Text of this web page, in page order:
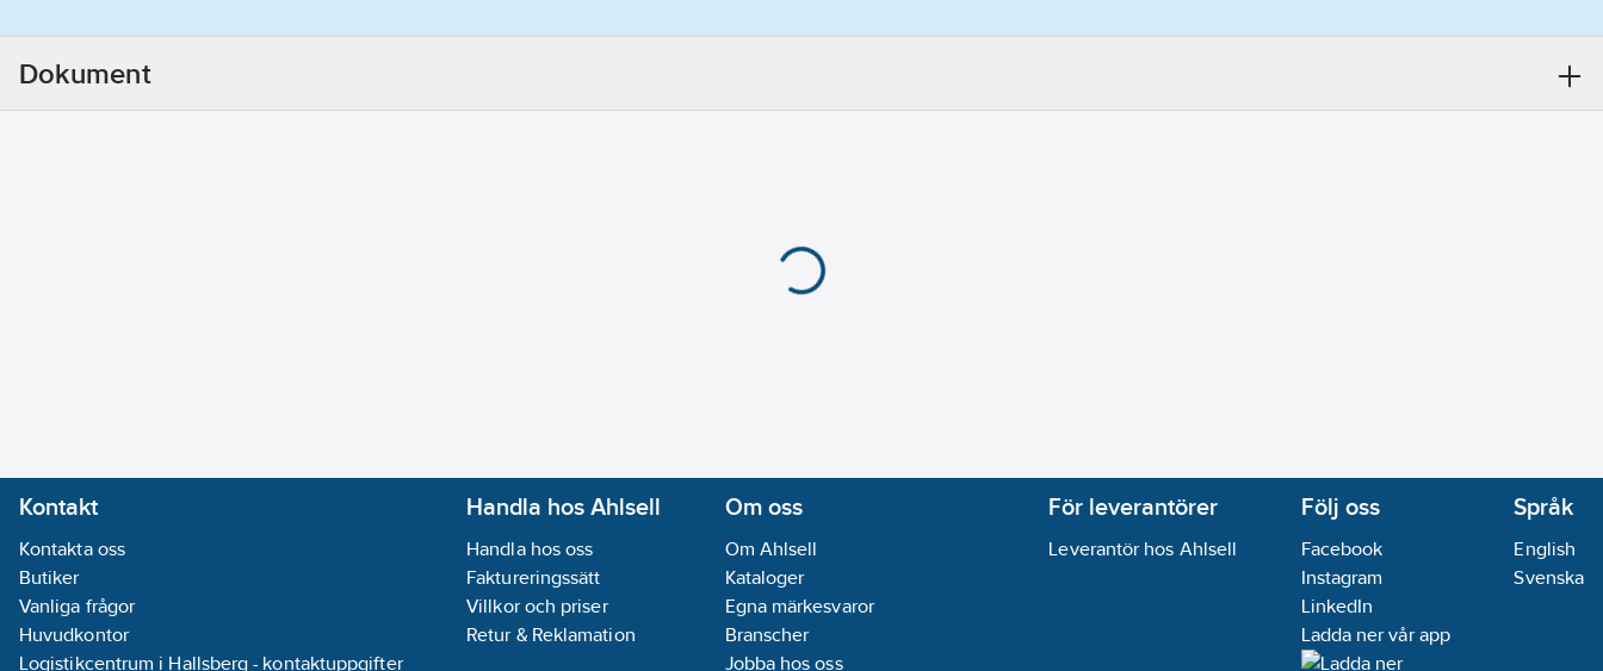
Utförande:1 muff
Dokument
Kontakt
Kontakta oss
Butiker
Vanliga frågor
Huvudkontor
Logistikcentrum i Hallsberg - kontaktuppgifter
Handla hos Ahlsell
Handla hos oss
Faktureringssätt
Villkor och priser
Retur & Reklamation
Om oss
Om Ahlsell
Kataloger
Egna märkesvaror
Branscher
Jobba hos oss
För leverantörer
Leverantör hos Ahlsell
Följ oss
Facebook
Instagram
LinkedIn
Ladda ner vår app
Språk
English
Svenska